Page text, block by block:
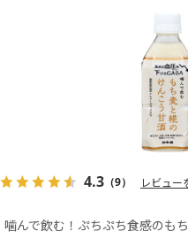
4.3 （9） レビュー
噛んで飲む！ぷちぷち食感のも